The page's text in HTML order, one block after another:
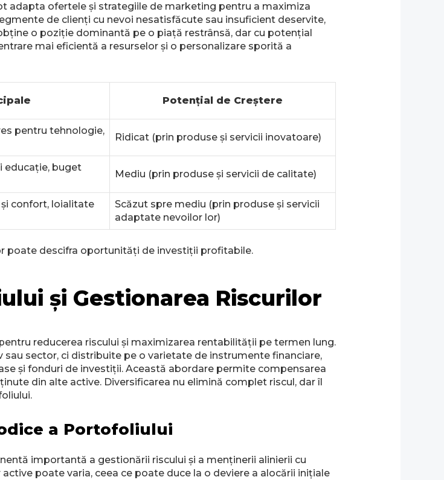
adapta ofertele și strategiile de marketing pentru a maximiza
de clienți cu nevoi nesatisfăcute sau insuficient deservite,
o poziție dominantă pe o piață restrânsă, dar cu potențial
mai eficientă a resurselor și o personalizare sporită a
Potențial de Creștere
pentru tehnologie,
Ridicat (prin produse și servicii inovatoare)
educație, buget
Mediu (prin produse și servicii de calitate)
confort, loialitate
Scăzut spre mediu (prin produse și servicii
adaptate nevoilor lor)
poate descifra oportunități de investiții profitabile.
și Gestionarea Riscurilor
reducerea riscului și maximizarea rentabilității pe termen lung.
sector, ci distribuite pe o varietate de instrumente financiare,
și fonduri de investiții. Această abordare permite compensarea
din alte active. Diversificarea nu elimină complet riscul, dar îl
a Portofoliului
importantă a gestionării riscului și a menținerii alinierii cu
poate varia, ceea ce poate duce la o deviere a alocării inițiale